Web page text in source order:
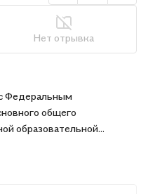
Нет отрывка
Федеральным
общего
образовательной
системы знаний об